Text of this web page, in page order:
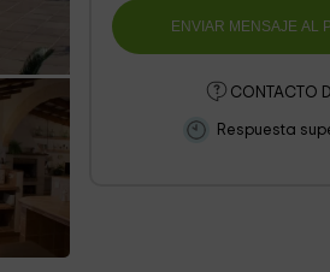
CONTACTO
Respuesta